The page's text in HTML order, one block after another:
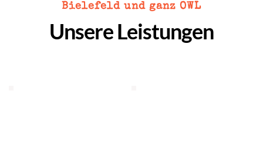
Bielefeld und ganz OWL
Unsere Leistungen